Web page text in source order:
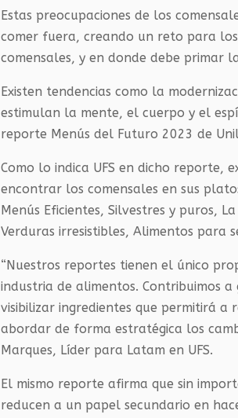
Estas preocupaciones de los
comer fuera, creando un reto para
comensales, y en donde debe primar
Existen tendencias como la
estimulan la mente, el cuerpo y el
reporte Menús del Futuro 2023 de
Como lo indica UFS en dicho reporte,
encontrar los comensales en sus
Menús Eficientes, Silvestres y puros,
Verduras irresistibles, Alimentos para
“Nuestros reportes tienen el único
industria de alimentos. Contribuimos
visibilizar ingredientes que permitirá a
abordar de forma estratégica los
Marques, Líder para Latam en UFS.
El mismo reporte afirma que sin
reducen a un papel secundario en